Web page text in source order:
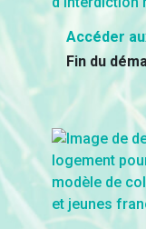
Accéder
Fin du